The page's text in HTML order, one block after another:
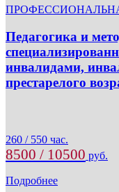
Педагогика и
инвалидами,
престарелого
260 / 550 час.
8500 / 10500 руб.
Подробнее